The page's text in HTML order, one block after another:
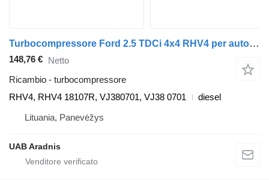
Turbocompressore Ford 2.5 TDCi 4x4 RHV4 per automobile Ford RANGER (ET)
148,76 € Netto
Ricambio - turbocompressore
RHV4, RHV4 18107R, VJ380701, VJ38 0701
diesel
Lituania, Panevėžys
UAB Aradnis